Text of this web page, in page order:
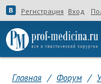
Регистрация Вход
Главная / Форум /